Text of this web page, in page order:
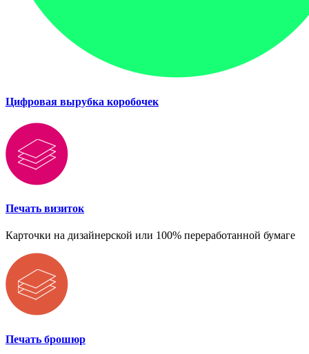
Цифровая вырубка коробочек
Печать визиток
Карточки на дизайнерской или 100% переработанной бумаге
Печать брошюр